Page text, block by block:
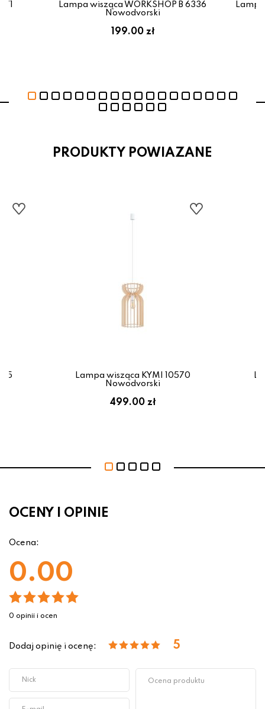
Lampa wisząca WORKSHOP B 6336
Nowodvorski
199.00 zł
PRODUKTY POWIAZANE
Lampa wisząca KYMI 10570
Nowodvorski
499.00 zł
OCENY I OPINIE
Ocena:
0.00
0 opinii i ocen
Dodaj opinię i ocenę: 5